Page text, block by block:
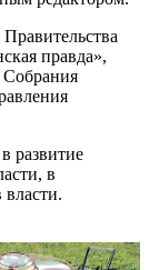
правда»,
Собрания
развитие
в
власти.